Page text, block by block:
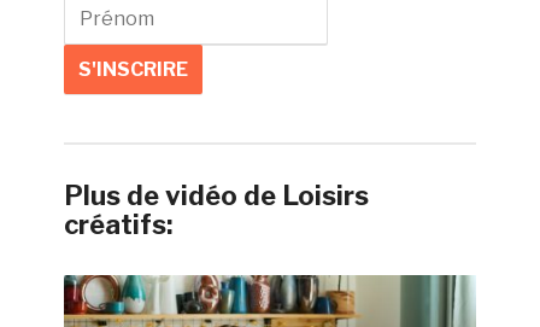
Plus de vidéo de Loisirs
créatifs: